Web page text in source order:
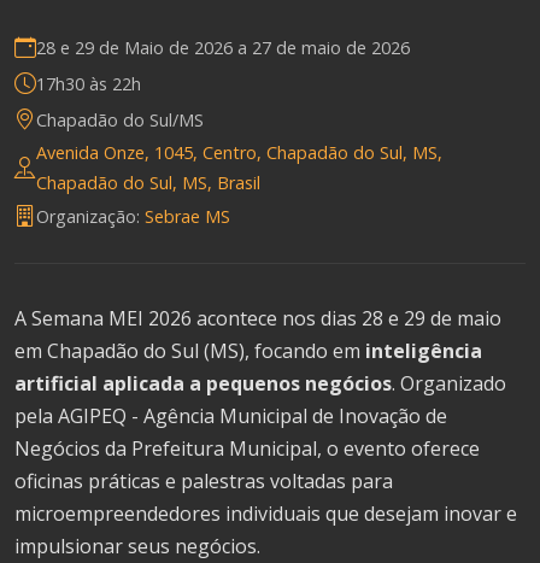
28 e 29 de Maio de 2026 a 27 de maio de 2026
17h30 às 22h
Chapadão do Sul/MS
Avenida Onze, 1045, Centro, Chapadão do Sul, MS,
Chapadão do Sul, MS, Brasil
Organização: Sebrae MS
A Semana MEI 2026 acontece nos dias 28 e 29 de maio
em Chapadão do Sul (MS), focando em inteligência
artificial aplicada a pequenos negócios. Organizado
pela AGIPEQ - Agência Municipal de Inovação de
Negócios da Prefeitura Municipal, o evento oferece
oficinas práticas e palestras voltadas para
microempreendedores individuais que desejam inovar e
impulsionar seus negócios.